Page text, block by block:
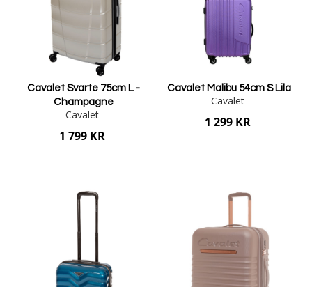
Cavalet Svarte 75cm L -
Champagne
Cavalet
1 799 KR
Cavalet Malibu 54cm S Lila
Cavalet
1 299 KR